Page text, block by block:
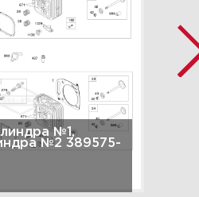
№1,
№2 389575-